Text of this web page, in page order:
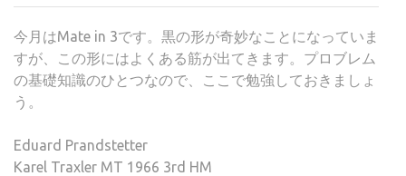
今月はMate in 3です。黒の形が奇妙なことになっていま
すが、この形にはよくある筋が出てきます。プロブレム
の基礎知識のひとつなので、ここで勉強しておきましょ
う。
Eduard Prandstetter
Karel Traxler MT 1966 3rd HM